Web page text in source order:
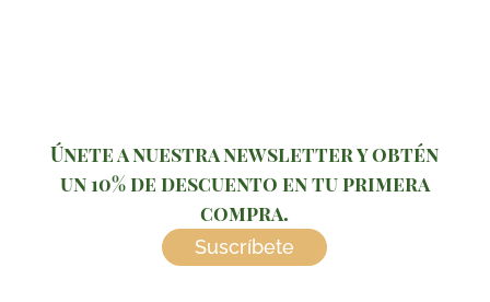
Únete a nuestra newsletter y obtén
un 10% de descuento en tu primera
compra.
Suscríbete